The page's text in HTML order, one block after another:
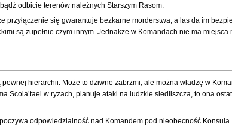
odbicie terenów należnych Starszym Rasom.
przyłączenie się gwarantuje bezkarne morderstwa, a las da im
są zupełnie czym innym. Jednakże w Komandach nie ma
hierarchii. Może to dziwne zabrzmi, ale można władzę w
Scoia’tael w ryzach, planuje ataki na ludzkie siedliszcza, to ona
odpowiedzialność nad Komandem pod nieobecność